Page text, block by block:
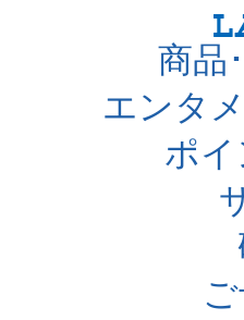
商品
エンタ
ポ